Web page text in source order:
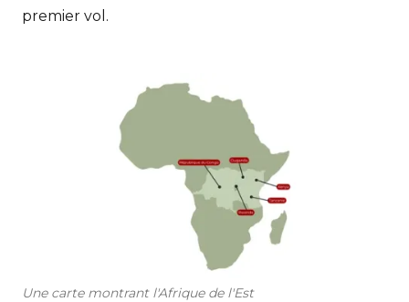
premier vol.
Une carte montrant l'Afrique de l'Est